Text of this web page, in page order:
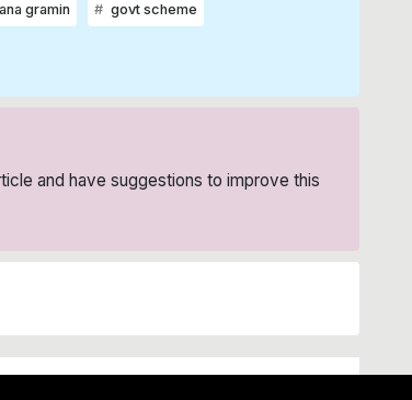
gramin govt scheme
and have suggestions to improve this